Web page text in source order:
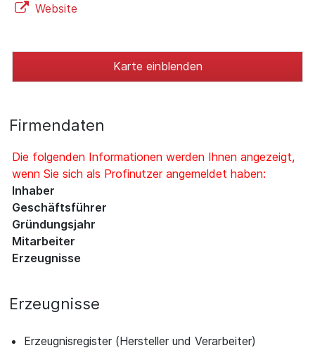
Website
Karte einblenden
Firmendaten
Die folgenden Informationen werden Ihnen angezeigt,
wenn Sie sich als Profinutzer angemeldet haben:
Inhaber
Geschäftsführer
Gründungsjahr
Mitarbeiter
Erzeugnisse
Erzeugnisse
Erzeugnisregister (Hersteller und Verarbeiter)